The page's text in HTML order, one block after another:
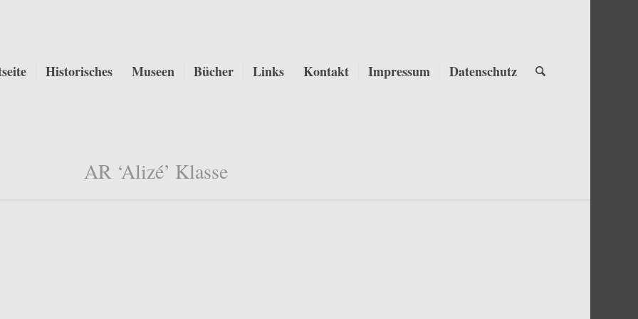
Historisches Museen Bücher Links Kontakt Impressum Datenschutz
AR ‘Alizé’ Klasse